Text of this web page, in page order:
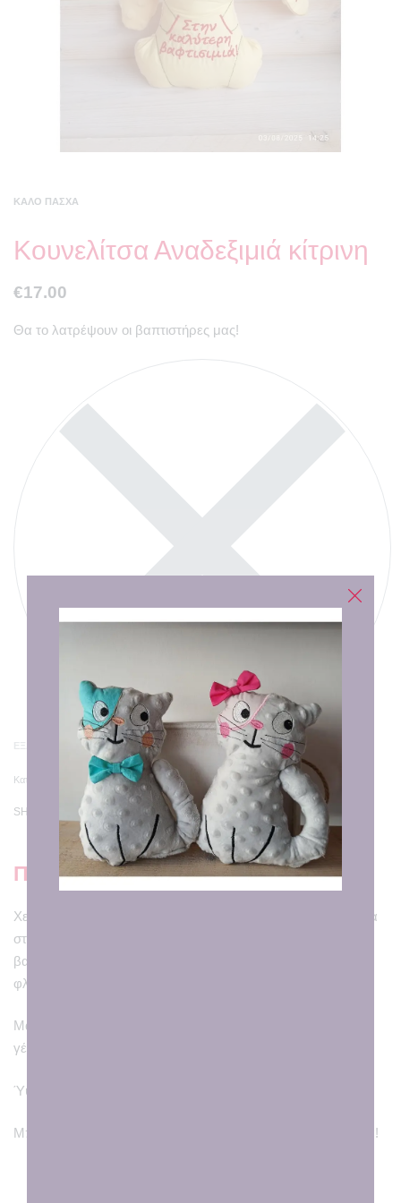
ΚΑΛΌ ΠΆΣΧΑ
Κουνελίτσα Αναδεξιμιά κίτρινη
€17.00
Θα το λατρέψουν οι βαπτιστήρες μας!
ΕΞΑΝΤΛΗΜΈΝΟ
Κατηγορία: Καλό Πάσχα
SHARE
Περιγραφή
Χειροποίητη και προσωποποιημένη κουνελίτσα με κεντημένα
στοιχεία και αφιέρωση “Με αγάπη…Στην καλύτερη
βαφτιστήρα!” Δε λείπει και το αγαπημένο μας φιογκάκι σε
φλοράλ πράσινο!
Μαλακά κυρίως βαμβακερά υφάσματα και υποαλλεργική
γέμιση, πλενόμενο στους 30.
Ύψος: 20εκ.
Μπορούμε να το τοποθετήσουμε και σε αρωματική λαμπάδα!